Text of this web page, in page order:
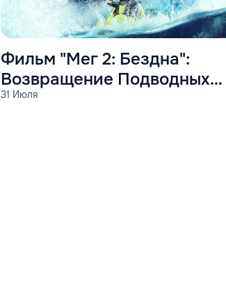
31 Июля
Фильм "Мег 2: Бездна":
Возвращение Подводных
Ужасов и Спасение Мира